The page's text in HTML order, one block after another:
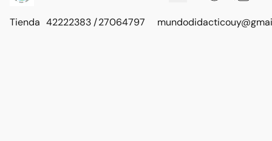
Tienda 42222383 / 27064797